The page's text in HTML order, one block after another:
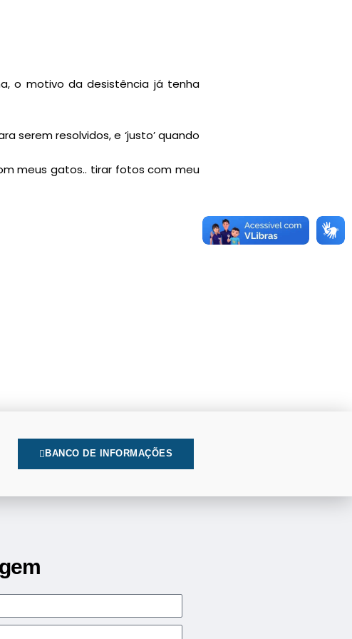
o motivo da desistência já tenha
serem resolvidos, e ‘justo’ quando
meus gatos.. tirar fotos com meu
BANCO DE INFORMAÇÕES